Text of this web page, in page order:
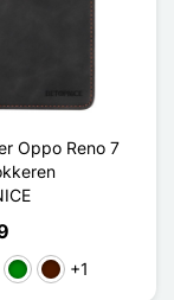
Oppo Reno 7
GroenDonkerbruin
+1